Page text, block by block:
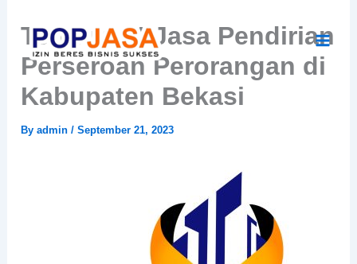
content
Termurah! Jasa Pendirian
Perseroan Perorangan di
Kabupaten Bekasi
Byadmin/September 21, 2023